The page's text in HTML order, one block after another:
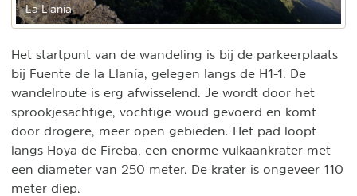
La Llanía
Het startpunt van de wandeling is bij de parkeerplaats
bij Fuente de la Llanía, gelegen langs de H1-1. De
wandelroute is erg afwisselend. Je wordt door het
sprookjesachtige, vochtige woud gevoerd en komt
door drogere, meer open gebieden. Het pad loopt
langs Hoya de Fireba, een enorme vulkaankrater met
een diameter van 250 meter. De krater is ongeveer 110
meter diep.